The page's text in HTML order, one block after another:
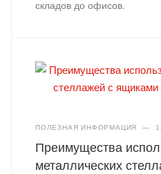
складов до офисов.
ПОЛЕЗНАЯ ИНФОРМАЦИЯ —
Преимущества
металлических